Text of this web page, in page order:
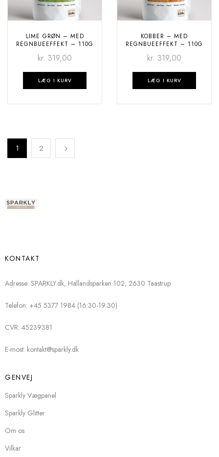
LIME GRØN – MED
REGNBUEEFFEKT – 110G
kr. 319,00
LÆG I KURV
KOBBER – MED
REGNBUEEFFEKT – 110G
kr. 319,00
LÆG I KURV
1 2
KONTAKT
Adresse: SPARKLY.dk, Hallandsparken 102, 2630 Taastrup
Telefon: +45 5377 1984 (16:30-19:30)
CVR: 45239381
E-most: kontakt@sparkly.dk
GENVEJ
Sparkly Vægpanel
Sparkly Glitter
Om os
Vilkar